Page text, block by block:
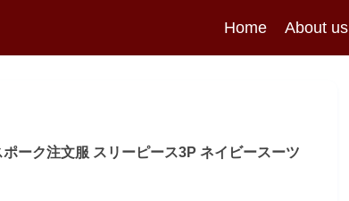
Home About us
ーク注文服 スリーピース3P ネイビースーツ